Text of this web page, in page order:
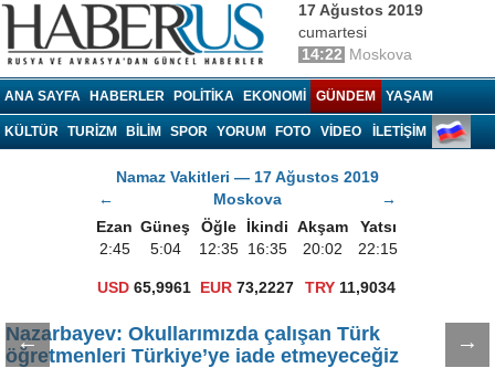
Haberrus.com
17 Ağustos 2019
cumartesi
14:22 Moskova
ANA SAYFA HABERLER POLITIKA EKONOMI GÜNDEM YAŞAM
KÜLTÜR TURIZM BILIM SPOR YORUM FOTO VIDEO İLETİŞİM
Namaz Vakitleri — 17 Ağustos 2019
←
Moskova
→
Ezan Güneş Öğle İkindi Akşam
Yatsı
2:45
5:04 12:35 16:35 20:02 22:15
USD 65,9961 EUR 73,2227 TRY 11,9034
← →
Nazarbayev: Okullarımızda çalışan Türk
öğretmenleri Türkiye’ye iade etmeyeceğiz